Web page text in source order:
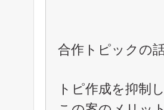
合作トピックの
トピ作成を抑制